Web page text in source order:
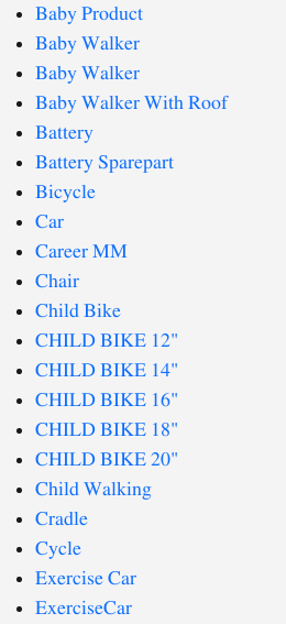
Baby Product
Baby Walker
Baby Walker
Baby Walker With Roof
Battery
Battery Sparepart
Bicycle
Car
Career MM
Chair
Child Bike
CHILD BIKE 12"
CHILD BIKE 14"
CHILD BIKE 16"
CHILD BIKE 18"
CHILD BIKE 20"
Child Walking
Cradle
Cycle
Exercise Car
ExerciseCar